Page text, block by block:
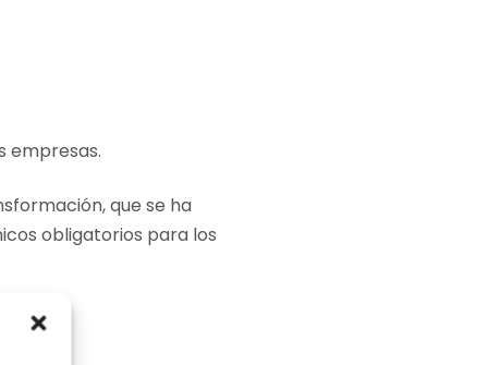
empresas.
que se ha
obligatorios para los